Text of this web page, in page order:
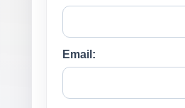
Email: